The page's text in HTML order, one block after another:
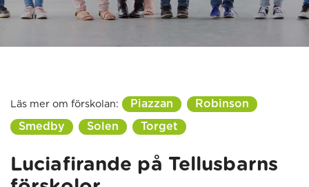
Läs mer om förskolan: Piazzan Robinson
Smedby Solen Torget
Luciafirande på Tellusbarns